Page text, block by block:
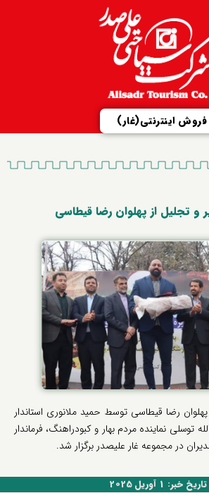
فروش اینترنتی(غار)
رضا قیطاسی توسط حمید ملانوری استاندار
توسلی نماینده مردم بهار و کبودراهنگ، فرماندار
در مجموعه غار علیصدر برگزار شد.
و تجلیل از پهلوان رضا قیطاسی
تاریخ خبر: 1 آوریل 2025